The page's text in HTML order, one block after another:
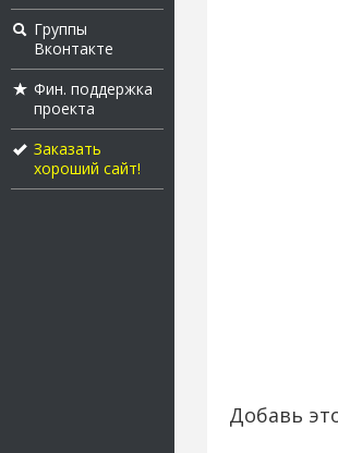
Группы
Вконтакте
Фин. поддержка
проекта
Заказать
хороший сайт!
Добавь